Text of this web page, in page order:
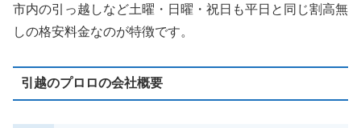
市内の引っ越しなど土曜・日曜・祝日も平日と同じ割高無
しの格安料金なのが特徴です。
引越のプロロの会社概要